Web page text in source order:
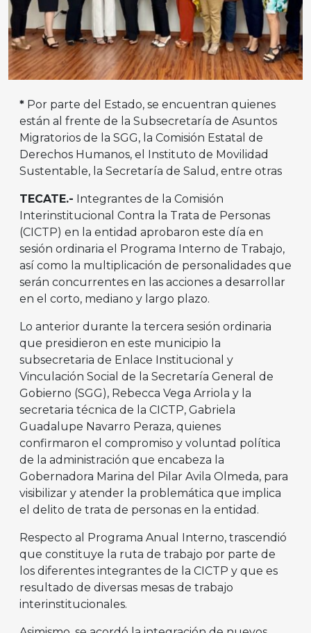
* Por parte del Estado, se encuentran quienes
están al frente de la Subsecretaría de Asuntos
Migratorios de la SGG, la Comisión Estatal de
Derechos Humanos, el Instituto de Movilidad
Sustentable, la Secretaría de Salud, entre otras
TECATE.- Integrantes de la Comisión
Interinstitucional Contra la Trata de Personas
(CICTP) en la entidad aprobaron este día en
sesión ordinaria el Programa Interno de Trabajo,
así como la multiplicación de personalidades que
serán concurrentes en las acciones a desarrollar
en el corto, mediano y largo plazo.
Lo anterior durante la tercera sesión ordinaria
que presidieron en este municipio la
subsecretaria de Enlace Institucional y
Vinculación Social de la Secretaría General de
Gobierno (SGG), Rebecca Vega Arriola y la
secretaria técnica de la CICTP, Gabriela
Guadalupe Navarro Peraza, quienes
confirmaron el compromiso y voluntad política
de la administración que encabeza la
Gobernadora Marina del Pilar Avila Olmeda, para
visibilizar y atender la problemática que implica
el delito de trata de personas en la entidad.
Respecto al Programa Anual Interno, trascendió
que constituye la ruta de trabajo por parte de
los diferentes integrantes de la CICTP y que es
resultado de diversas mesas de trabajo
interinstitucionales.